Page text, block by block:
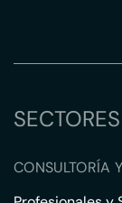
SECTORES
CONSULTORÍA